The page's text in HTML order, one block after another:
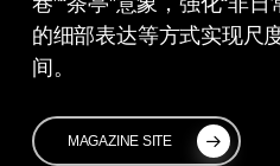
的细部表达等方式实现尺
间。
MAGAZINE SITE